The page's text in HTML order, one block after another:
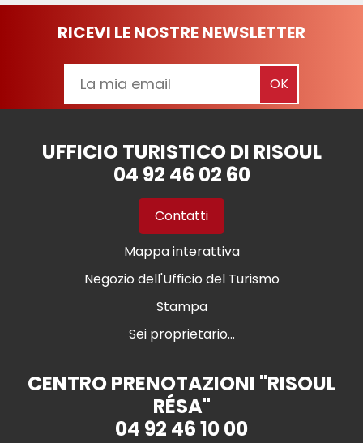
RICEVI LE NOSTRE NEWSLETTER
UFFICIO TURISTICO DI RISOUL
04 92 46 02 60
Contatti
Mappa interattiva
Negozio dell'Ufficio del Turismo
Stampa
Sei proprietario...
CENTRO PRENOTAZIONI "RISOUL
RÉSA"
04 92 46 10 00